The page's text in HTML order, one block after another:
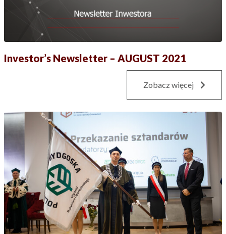
Investor’s Newsletter – AUGUST 2021
Zobacz więcej